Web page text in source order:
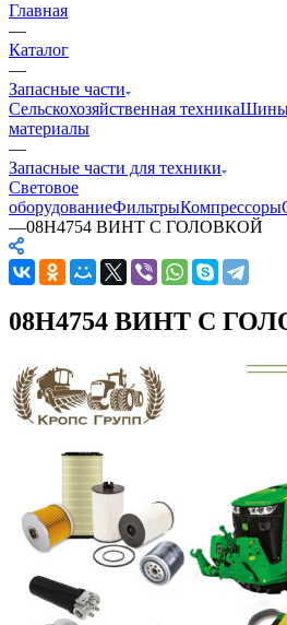
Главная
—
Каталог
—
Запасные части
Сельскохозяйственная техника
материалы
—
Запасные части для техники
Световое
оборудованиеФильтрыКомпрессоры
—08H4754 ВИНТ С ГОЛОВКОЙ
08H4754 ВИНТ С